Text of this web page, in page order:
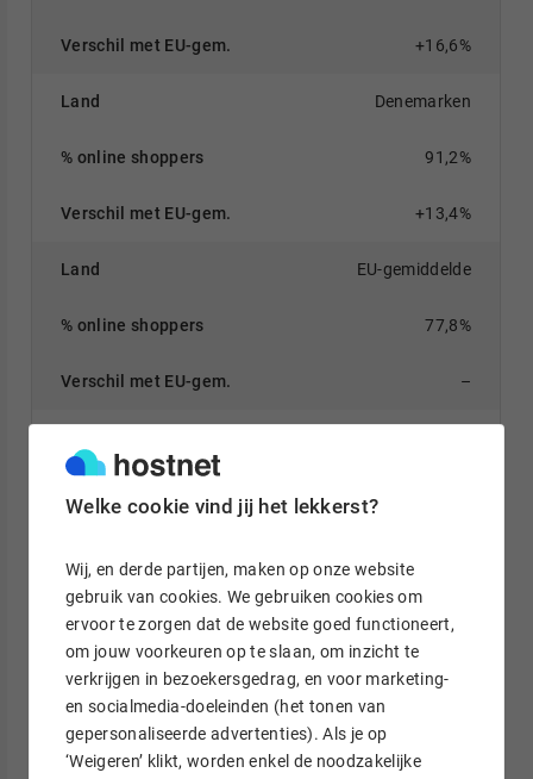
Welke cookie vind jij het lekkerst?
Wij, en derde partijen, maken op onze website
gebruik van cookies. We gebruiken cookies om
ervoor te zorgen dat de website goed functioneert,
om jouw voorkeuren op te slaan, om inzicht te
verkrijgen in bezoekersgedrag, en voor marketing-
en socialmedia-doeleinden (het tonen van
gepersonaliseerde advertenties). Als je op
‘Weigeren’ klikt, worden enkel de noodzakelijke
+16,6%
Denemarken
91,2%
+13,4%
EU-gemiddelde
77,8%
–
Bulgarije